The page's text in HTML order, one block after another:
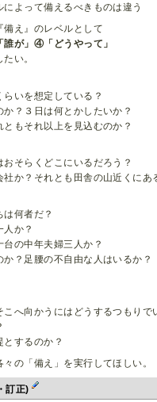
よって備えるべきものは違う
備え』のレベルとして
が」④「どうやって」
い。
いを想定している？
？３日は何とかしたいか？
もそれ以上を見込むのか？
そらくどこにいるだろう？
か？それとも田舎の山近くにあ
何者だ？
か？
の中年夫婦三人か？
？足腰の不自由な人はいるか？
へ向かうにはどうするつもりで
するのか？
の「備え」を実行してほしい。
訂正)